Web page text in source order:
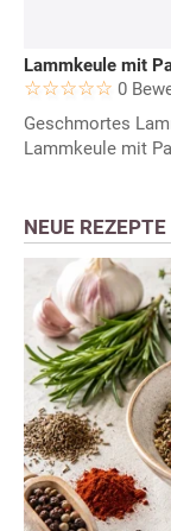
Lammkeule mit
0
Geschmortes
Lammkeule mit
NEUE REZEPTE